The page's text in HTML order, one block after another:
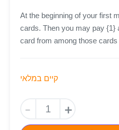
At the beginning of your first
cards. Then you may pay {1}
card from among those cards
קיים במלאי
- +